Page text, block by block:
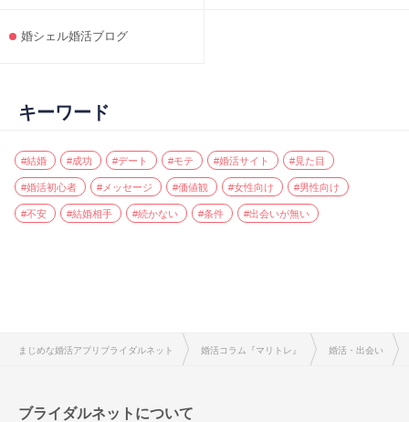
婚シェル婚活ブログ
キーワード
#結婚 #成功 #デート #モテ #婚活サイト #見た目
#婚活初心者 #メッセージ #価値観 #女性向け #男性向け
#不安 #結婚相手 #続かない #条件 #出会いが無い
まじめな婚活アプリブライダルネット 婚活コラム『マリトレ』 婚活・出会い
ブライダルネットについて